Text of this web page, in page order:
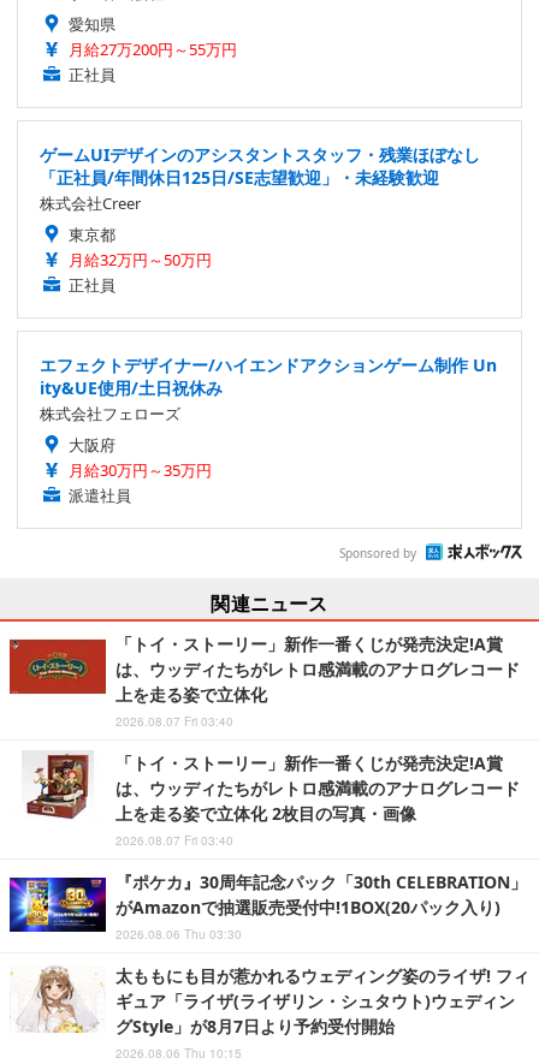
愛知県
月給27万200円～55万円
正社員
ゲームUIデザインのアシスタントスタッフ・残業ほぼなし
「正社員/年間休日125日/SE志望歓迎」・未経験歓迎
株式会社Creer
東京都
月給32万円～50万円
正社員
エフェクトデザイナー/ハイエンドアクションゲーム制作 Un
ity&UE使用/土日祝休み
株式会社フェローズ
大阪府
月給30万円～35万円
派遣社員
Sponsored by
関連ニュース
「トイ・ストーリー」新作一番くじが発売決定!A賞
は、ウッディたちがレトロ感満載のアナログレコード
上を走る姿で立体化
2026.08.07 Fri 03:40
「トイ・ストーリー」新作一番くじが発売決定!A賞
は、ウッディたちがレトロ感満載のアナログレコード
上を走る姿で立体化 2枚目の写真・画像
2026.08.07 Fri 03:40
『ポケカ』30周年記念パック「30th CELEBRATION」
がAmazonで抽選販売受付中!1BOX(20パック入り)
2026.08.06 Thu 03:30
太ももにも目が惹かれるウェディング姿のライザ! フィ
ギュア「ライザ(ライザリン・シュタウト)ウェディン
グStyle」が8月7日より予約受付開始
2026.08.06 Thu 10:15